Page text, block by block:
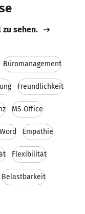
zu sehen.
Büromanagement
Freundlichkeit
MS Office
Empathie
Flexibilität
Belastbarkeit